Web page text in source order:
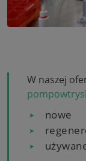
W naszej
nowe